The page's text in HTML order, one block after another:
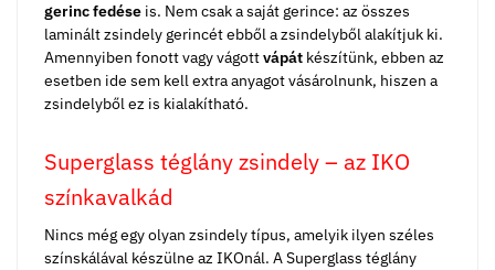
gerinc fedése is. Nem csak a saját gerince: az összes
laminált zsindely gerincét ebből a zsindelyből alakítjuk ki.
Amennyiben fonott vagy vágottvápát készítünk, ebben az
esetben ide sem kell extra anyagot vásárolnunk, hiszen a
zsindelyből ez is kialakítható.
Superglass téglány zsindely – az IKO
színkavalkád
Nincs még egy olyan zsindely típus, amelyik ilyen széles
színskálával készülne az IKOnál. A Superglass téglány